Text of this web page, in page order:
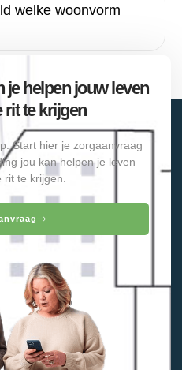
welke woonvorm
je helpen jouw leven
rit te krijgen
Start hier je zorgaanvraag
jou kan helpen je leven
te krijgen.